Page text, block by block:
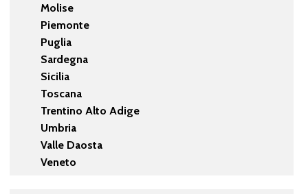
Molise
Piemonte
Puglia
Sardegna
Sicilia
Toscana
Trentino Alto Adige
Umbria
Valle Daosta
Veneto